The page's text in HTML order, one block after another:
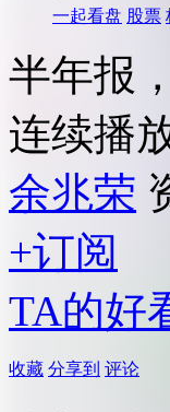
一起看盘 股票
半年报
连续播
余兆荣
+订阅
TA的好
收藏 分享到 评论